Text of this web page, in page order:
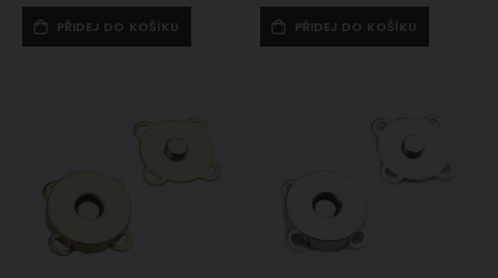
PŘIDEJ DO KOŠÍKU PŘIDEJ DO KOŠÍKU